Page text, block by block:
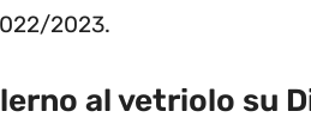
2023.
al vetriolo su